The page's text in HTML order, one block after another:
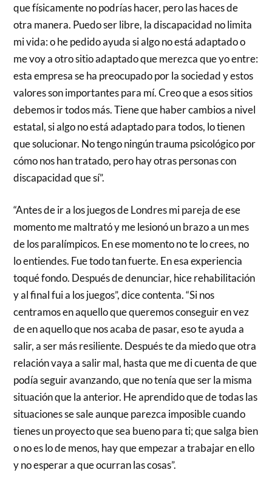
que físicamente no podrías hacer, pero las haces de
otra manera. Puedo ser libre, la discapacidad no limita
mi vida: o he pedido ayuda si algo no está adaptado o
me voy a otro sitio adaptado que merezca que yo entre:
esta empresa se ha preocupado por la sociedad y estos
valores son importantes para mí. Creo que a esos sitios
debemos ir todos más. Tiene que haber cambios a nivel
estatal, si algo no está adaptado para todos, lo tienen
que solucionar. No tengo ningún trauma psicológico por
cómo nos han tratado, pero hay otras personas con
discapacidad que sí”.
“Antes de ir a los juegos de Londres mi pareja de ese
momento me maltrató y me lesionó un brazo a un mes
de los paralímpicos. En ese momento no te lo crees, no
lo entiendes. Fue todo tan fuerte. En esa experiencia
toqué fondo. Después de denunciar, hice rehabilitación
y al final fui a los juegos”, dice contenta. “Si nos
centramos en aquello que queremos conseguir en vez
de en aquello que nos acaba de pasar, eso te ayuda a
salir, a ser más resiliente. Después te da miedo que otra
relación vaya a salir mal, hasta que me di cuenta de que
podía seguir avanzando, que no tenía que ser la misma
situación que la anterior. He aprendido que de todas las
situaciones se sale aunque parezca imposible cuando
tienes un proyecto que sea bueno para ti; que salga bien
o no es lo de menos, hay que empezar a trabajar en ello
y no esperar a que ocurran las cosas”.